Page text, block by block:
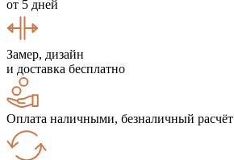
от 5 дней
Замер, дизайн
и доставка бесплатно
Оплата наличными, безналичный расчёт